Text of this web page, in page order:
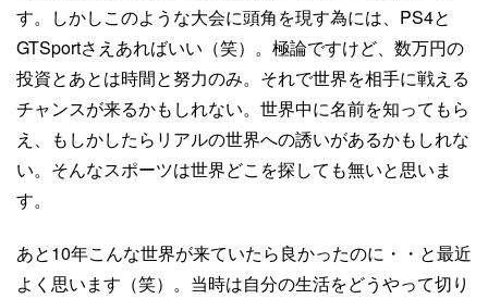
す。しかしこのような大会に頭角を現す為には、PS4と
GTSportさえあればいい（笑）。極論ですけど、数万円の
投資とあとは時間と努力のみ。それで世界を相手に戦える
チャンスが来るかもしれない。世界中に名前を知ってもら
え、もしかしたらリアルの世界への誘いがあるかもしれな
い。そんなスポーツは世界どこを探しても無いと思いま
す。
あと10年こんな世界が来ていたら良かったのに・・と最近
よく思います（笑）。当時は自分の生活をどうやって切り